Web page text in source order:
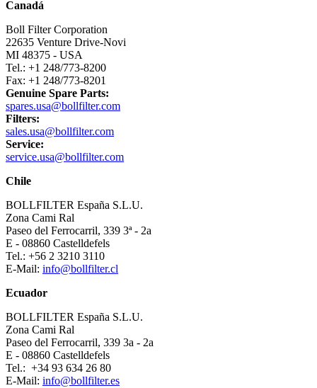
Canadá
Boll Filter Corporation
22635 Venture Drive-Novi
MI 48375 - USA
Tel.: +1 248/773-8200
Fax: +1 248/773-8201
Genuine Spare Parts:
spares.usa@bollfilter.com
Filters:
sales.usa@bollfilter.com
Service:
service.usa@bollfilter.com
Chile
BOLLFILTER España S.L.U.
Zona Cami Ral
Paseo del Ferrocarril, 339 3ª - 2a
E - 08860 Castelldefels
Tel.: +56 2 3210 3110
E-Mail: info@bollfilter.cl
Ecuador
BOLLFILTER España S.L.U.
Zona Cami Ral
Paseo del Ferrocarril, 339 3a - 2a
E - 08860 Castelldefels
Tel.: +34 93 634 26 80
E-Mail: info@bollfilter.es